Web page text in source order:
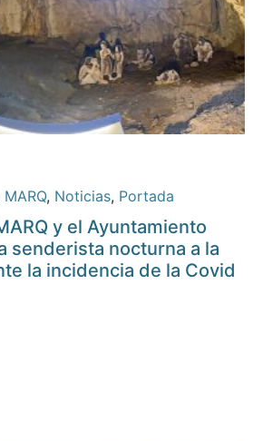
MARQ, Noticias, Portada
y el Ayuntamiento
senderista nocturna a la
la incidencia de la Covid